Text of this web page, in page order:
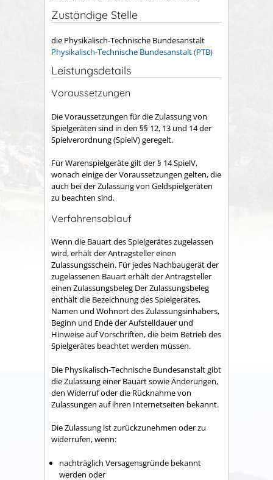
Zuständige Stelle
die Physikalisch-Technische Bundesanstalt
Physikalisch-Technische Bundesanstalt (PTB)
Leistungsdetails
Voraussetzungen
Die Voraussetzungen für die Zulassung von
Spielgeräten sind in den §§ 12, 13 und 14 der
Spielverordnung (SpielV) geregelt.
Für Warenspielgeräte gilt der § 14 SpielV,
wonach einige der Voraussetzungen gelten, die
auch bei der Zulassung von Geldspielgeräten
zu beachten sind.
Verfahrensablauf
Wenn die Bauart des Spielgerätes zugelassen
wird, erhält der Antragsteller einen
Zulassungsschein. Für jedes Nachbaugerät der
zugelassenen Bauart erhält der Antragsteller
einen Zulassungsbeleg Der Zulassungsbeleg
enthält die Bezeichnung des Spielgerätes,
Namen und Wohnort des Zulassungsinhabers,
Beginn und Ende der Aufstelldauer und
Hinweise auf Vorschriften, die beim Betrieb des
Spielgerätes beachtet werden müssen.
Die Physikalisch-Technische Bundesanstalt gibt
die Zulassung einer Bauart sowie Änderungen,
den Widerruf oder die Rücknahme von
Zulassungen auf ihren Internetseiten bekannt.
Die Zulassung ist zurückzunehmen oder zu
widerrufen, wenn:
nachträglich Versagensgründe bekannt
werden oder